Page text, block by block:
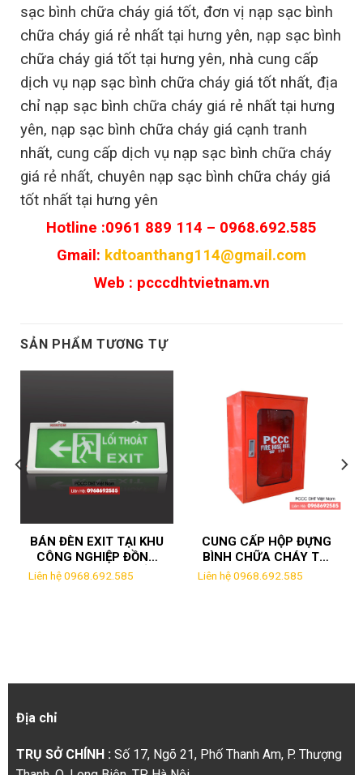
sạc bình chữa cháy giá tốt, đơn vị nạp sạc bình
chữa cháy giá rẻ nhất tại hưng yên, nạp sạc bình
chữa cháy giá tốt tại hưng yên, nhà cung cấp
dịch vụ nạp sạc bình chữa cháy giá tốt nhất, địa
chỉ nạp sạc bình chữa cháy giá rẻ nhất tại hưng
yên, nạp sạc bình chữa cháy giá cạnh tranh
nhất, cung cấp dịch vụ nạp sạc bình chữa cháy
giá rẻ nhất, chuyên nạp sạc bình chữa cháy giá
tốt nhất tại hưng yên
Hotline :0961 889 114 – 0968.692.585
Gmail: kdtoanthang114@gmail.com
Web : pcccdhtvietnam.vn
SẢN PHẨM TƯƠNG TỰ
BÁN ĐÈN EXIT TẠI KHU
CÔNG NGHIỆP ĐỒNG
VĂN HÀ NAM CHẤT
Liên hệ 0968.692.585
CUNG CẤP HỘP ĐỰNG
BÌNH CHỮA CHÁY TẠI
HÀ NAM
Liên hệ 0968.692.585
Địa chỉ
TRỤ SỞ CHÍNH : Số 17, Ngõ 21, Phố Thanh Am, P. Thượng